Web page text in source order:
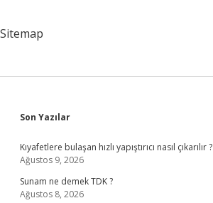
Sitemap
Sidebar
Son Yazılar
Kıyafetlere bulaşan hızlı yapıştırıcı nasıl çıkarılır ?
Ağustos 9, 2026
Sunam ne demek TDK ?
Ağustos 8, 2026